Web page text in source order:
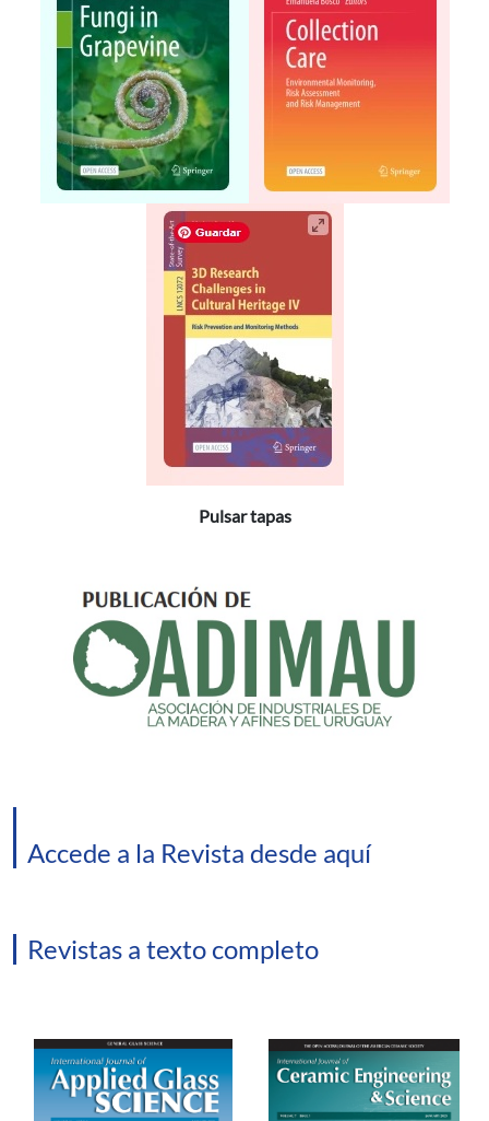
Pulsar tapas
Accede a la Revista desde aquí
Revistas a texto completo